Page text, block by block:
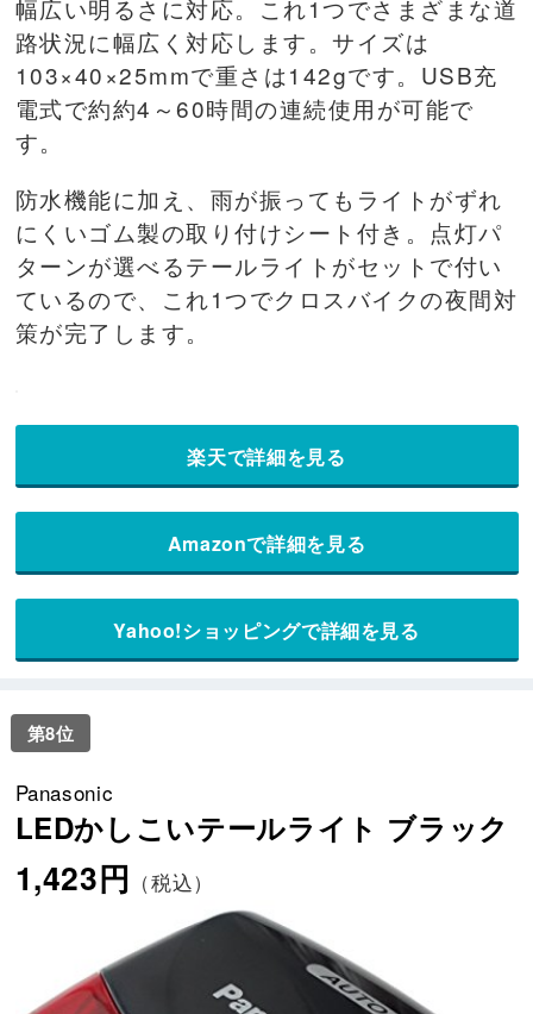
幅広い明るさに対応。これ1つでさまざまな道
路状況に幅広く対応します。サイズは
103×40×25mmで重さは142gです。USB充
電式で約約4～60時間の連続使用が可能で
す。
防水機能に加え、雨が振ってもライトがずれ
にくいゴム製の取り付けシート付き。点灯パ
ターンが選べるテールライトがセットで付い
ているので、これ1つでクロスバイクの夜間対
策が完了します。
楽天で詳細を見る
Amazonで詳細を見る
Yahoo!ショッピングで詳細を見る
第8位
Panasonic
LEDかしこいテールライト ブラック
1,423円 （税込）